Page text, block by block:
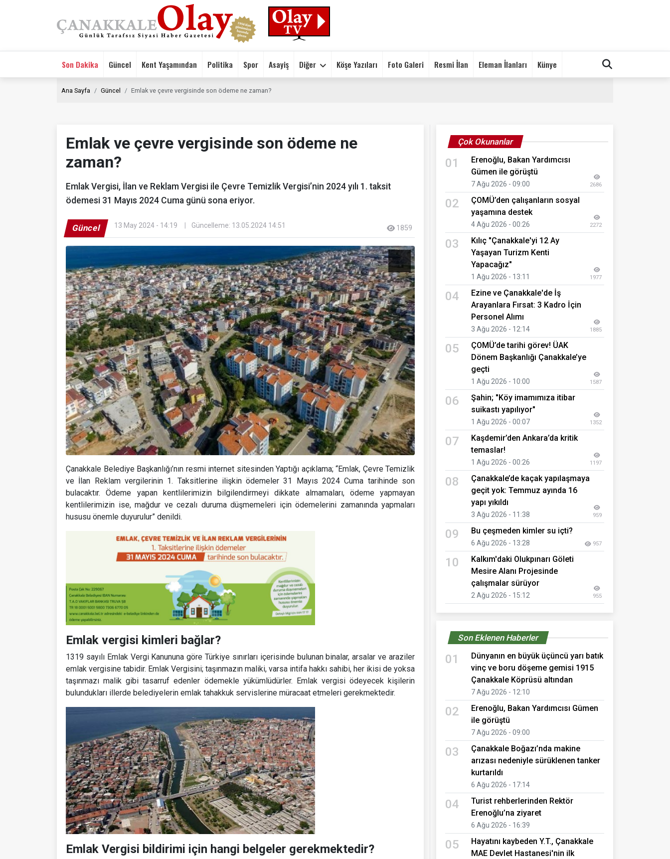
Son Dakika Güncel Kent Yaşamından Politika Spor Asayiş Diğer Köşe Yazıları Foto Galeri Resmi İlan Eleman İlanları Künye
Ana Sayfa Güncel Emlak ve çevre vergisinde son ödeme ne zaman?
Emlak ve çevre vergisinde son ödeme ne
zaman?
Emlak Vergisi, İlan ve Reklam Vergisi ile Çevre Temizlik Vergisi’nin 2024 yılı 1. taksit
ödemesi 31 Mayıs 2024 Cuma günü sona eriyor.
Güncel 13 May 2024 - 14:19 Güncelleme: 13.05.2024 14:51 1859
Çanakkale Belediye Başkanlığı’nın resmi internet sitesinden Yaptığı açıklama; “Emlak, Çevre Temizlik
ve İlan Reklam vergilerinin 1. Taksitlerine ilişkin ödemeler 31 Mayıs 2024 Cuma tarihinde son
bulacaktır. Ödeme yapan kentlilerimizin bilgilendirmeyi dikkate almamaları, ödeme yapmayan
kentlilerimizin ise, mağdur ve cezalı duruma düşmemeleri için ödemelerini zamanında yapmaları
hususu önemle duyurulur” denildi.
Emlak vergisi kimleri bağlar?
1319 sayılı Emlak Vergi Kanununa göre Türkiye sınırları içerisinde bulunan binalar, arsalar ve araziler
emlak vergisine tabidir. Emlak Vergisini; taşınmazın maliki, varsa intifa hakkı sahibi, her ikisi de yoksa
taşınmazı malik gibi tasarruf edenler ödemekle yükümlüdürler. Emlak vergisi ödeyecek kişilerin
bulundukları illerde belediyelerin emlak tahakkuk servislerine müracaat etmeleri gerekmektedir.
Emlak Vergisi bildirimi için hangi belgeler gerekmektedir?
Çok Okunanlar
01
Erenoğlu, Bakan Yardımcısı
Gümen ile görüştü
7 Ağu 2026 - 09:00 2686
02
ÇOMÜ’den çalışanların sosyal
yaşamına destek
4 Ağu 2026 - 00:26 2272
03
Kılıç "Çanakkale'yi 12 Ay
Yaşayan Turizm Kenti
Yapacağız"
1 Ağu 2026 - 13:11 1977
04
Ezine ve Çanakkale'de İş
Arayanlara Fırsat: 3 Kadro İçin
Personel Alımı
3 Ağu 2026 - 12:14 1885
05
ÇOMÜ’de tarihi görev! ÜAK
Dönem Başkanlığı Çanakkale’ye
geçti
1 Ağu 2026 - 10:00 1587
06
Şahin; "Köy imamımıza itibar
suikastı yapılıyor"
1 Ağu 2026 - 00:07 1352
07
Kaşdemir’den Ankara’da kritik
temaslar!
1 Ağu 2026 - 00:26 1197
08
Çanakkale’de kaçak yapılaşmaya
geçit yok: Temmuz ayında 16
yapı yıkıldı
3 Ağu 2026 - 11:38 959
09 Bu çeşmeden kimler su içti?
6 Ağu 2026 - 13:28 957
10
Kalkım'daki Olukpınarı Göleti
Mesire Alanı Projesinde
çalışmalar sürüyor
2 Ağu 2026 - 15:12 955
Son Eklenen Haberler
01
Dünyanın en büyük üçüncü yarı batık
vinç ve boru döşeme gemisi 1915
Çanakkale Köprüsü altından
7 Ağu 2026 - 12:10
02
Erenoğlu, Bakan Yardımcısı Gümen
ile görüştü
7 Ağu 2026 - 09:00
03
Çanakkale Boğazı’nda makine
arızası nedeniyle sürüklenen tanker
kurtarıldı
6 Ağu 2026 - 17:14
04
Turist rehberlerinden Rektör
Erenoğlu’na ziyaret
6 Ağu 2026 - 16:39
05
Hayatını kaybeden Y.T., Çanakkale
MAE Devlet Hastanesi'nin ilk